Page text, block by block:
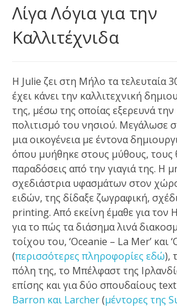
Λίγα Λόγια για την
Καλλιτέχνιδα
Η Julie ζει στη Μήλο τα τελευταία
έχει κάνει την καλλιτεχνική
της, μέσω της οποίας εξερευνά την
πολιτισμό του νησιού. Μεγάλωσε
μια οικογένεια με έντονα
όπου μυήθηκε στους μύθους, τους
παραδόσεις από την γιαγιά της. Η
σχεδιάστρια υφασμάτων στον
ειδών, της δίδαξε ζωγραφική,
printing. Από εκείνη έμαθε για τον
για το πώς τα διάσημα λινά
τοίχου του, ‘Oceanie – La Mer’ και
(περισσότερες πληροφορίες εδώ),
πόλη της, το Μπέλφαστ της
επίσης και για δύο σπουδαίους
Barron και Larcher(μέντορες της